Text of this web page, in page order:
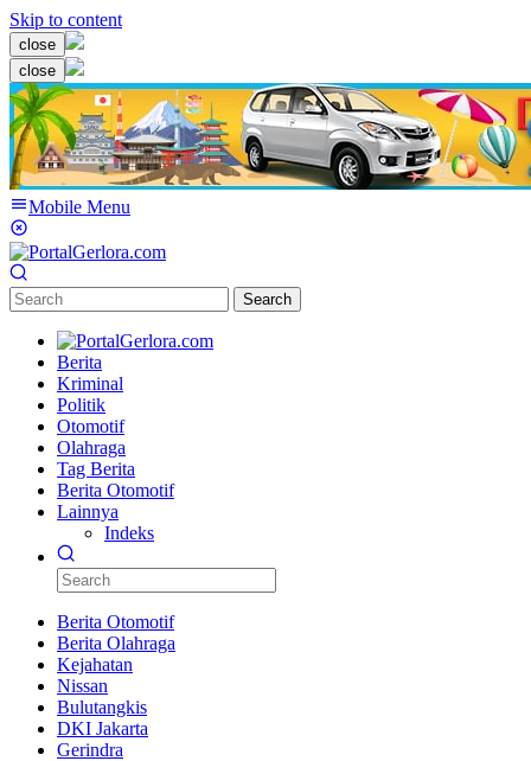
Skip to content
close
close
Mobile Menu
Search
Berita
Kriminal
Politik
Otomotif
Olahraga
Tag Berita
Berita Otomotif
Lainnya
Indeks
Berita Otomotif
Berita Olahraga
Kejahatan
Nissan
Bulutangkis
DKI Jakarta
Gerindra